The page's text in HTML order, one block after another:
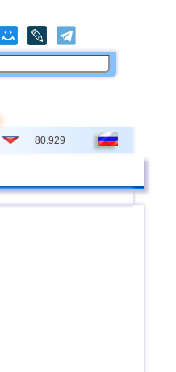
80.929